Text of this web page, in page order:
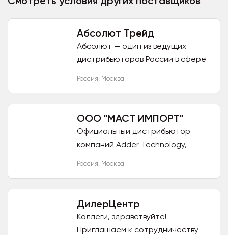
Абсолют Трейд
Абсолют — один из ведущих
дистрибьюторов России в сфере
Россия, Москва
ООО "МАСТ ИМПОРТ"
Официальный дистрибьютор
компаний Adder Technology,
Россия, Москва
ДилерЦентр
Коллеги, здравствуйте!
Приглашаем к сотрудничеству